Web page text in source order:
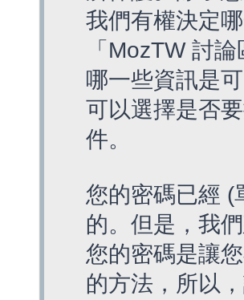
我們有權決定
「MozTW 討
哪一些資訊是
可以選擇是否
件。
您的密碼已經 (
的。但是，我
您的密碼是讓
的方法，所以